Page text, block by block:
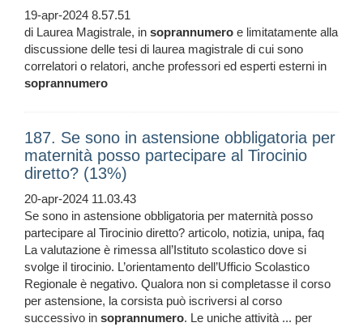
19-apr-2024 8.57.51
di Laurea Magistrale, in soprannumero e limitatamente alla
discussione delle tesi di laurea magistrale di cui sono
correlatori o relatori, anche professori ed esperti esterni in
soprannumero
187. Se sono in astensione obbligatoria per
maternità posso partecipare al Tirocinio
diretto? (13%)
20-apr-2024 11.03.43
Se sono in astensione obbligatoria per maternità posso
partecipare al Tirocinio diretto? articolo, notizia, unipa, faq
La valutazione è rimessa all’Istituto scolastico dove si
svolge il tirocinio. L’orientamento dell’Ufficio Scolastico
Regionale è negativo. Qualora non si completasse il corso
per astensione, la corsista può iscriversi al corso
successivo in soprannumero. Le uniche attività ... per